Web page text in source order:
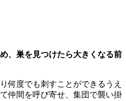
、巣を見つけたら大きくなる前
何度でも刺すことができるうえ
仲間を呼び寄せ、集団で襲い掛